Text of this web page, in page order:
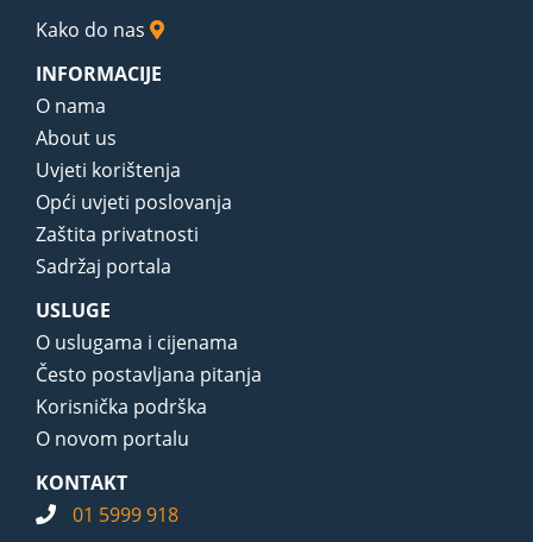
Kako do nas
INFORMACIJE
O nama
About us
Uvjeti korištenja
Opći uvjeti poslovanja
Zaštita privatnosti
Sadržaj portala
USLUGE
O uslugama i cijenama
Često postavljana pitanja
Korisnička podrška
O novom portalu
KONTAKT
01 5999 918